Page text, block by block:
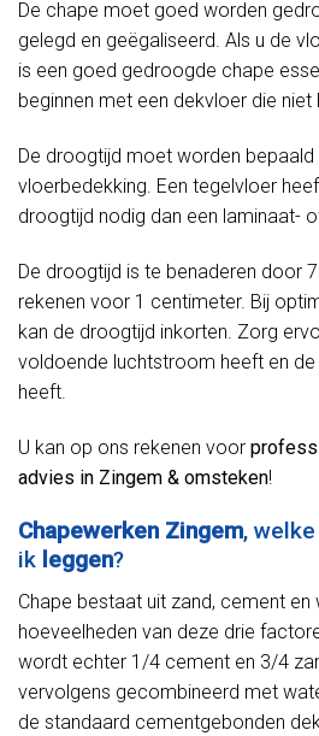
De chape moet goed worden
gelegd en geëgaliseerd. Als u de
is een goed gedroogde chape
beginnen met een dekvloer die
De droogtijd moet worden
vloerbedekking. Een tegelvloer
droogtijd nodig dan een laminaat-
De droogtijd is te benaderen door
rekenen voor 1 centimeter. Bij
kan de droogtijd inkorten. Zorg
voldoende luchtstroom heeft en
heeft.
U kan op ons rekenen voor
advies in Zingem & omsteken!
Chapewerken Zingem,
ik leggen?
Chape bestaat uit zand, cement en
hoeveelheden van deze drie
wordt echter 1/4 cement en 3/4
vervolgens gecombineerd met
de standaard cementgebonden